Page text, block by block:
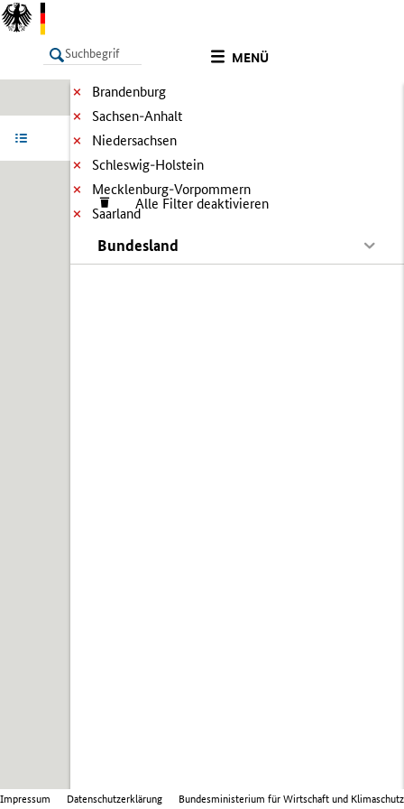
MENÜ
LISTE
Brandenburg
Sachsen-Anhalt
Niedersachsen
Schleswig-Holstein
Mecklenburg-Vorpommern
Saarland
Alle Filter deaktivieren
Bundesland
Impressum Datenschutzerklärung Bundesministerium für Wirtschaft und Klimaschutz